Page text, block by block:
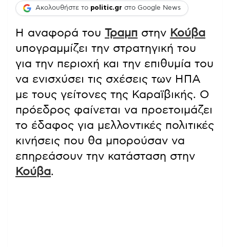
Ακολουθήστε το politic.gr στο Google News
Η αναφορά του Τραμπ στην Κούβα
υπογραμμίζει την στρατηγική του
για την περιοχή και την επιθυμία του
να ενισχύσει τις σχέσεις των ΗΠΑ
με τους γείτονες της Καραϊβικής. Ο
πρόεδρος φαίνεται να προετοιμάζει
το έδαφος για μελλοντικές πολιτικές
κινήσεις που θα μπορούσαν να
επηρεάσουν την κατάσταση στην
Κούβα.